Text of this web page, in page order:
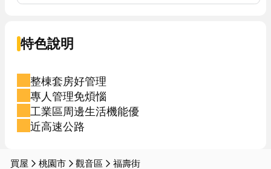
特色說明
整棟套房好管理
專人管理免煩惱
工業區周邊生活機能優
近高速公路
買屋 桃園市 觀音區 福壽街